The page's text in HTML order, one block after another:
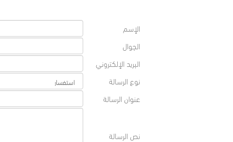
الإسم
الجوال
البريد الإلكتروني
نوع الرسالة
عنوان الرسالة
نص الرسالة